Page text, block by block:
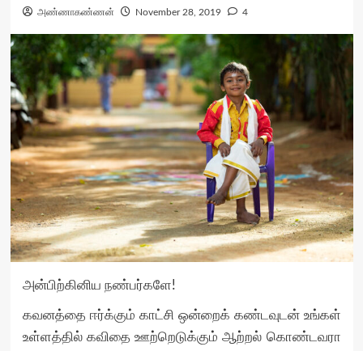
அண்ணாகண்ணன் November 28, 2019 4
அன்பிற்கினிய நண்பர்களே!
கவனத்தை ஈர்க்கும் காட்சி ஒன்றைக் கண்டவுடன் உங்கள்
உள்ளத்தில் கவிதை ஊற்றெடுக்கும் ஆற்றல் கொண்டவரா